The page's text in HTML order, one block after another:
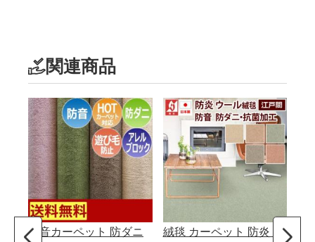
関連商品
防音カーペット 防ダニ
絨毯 カーペット 防炎 日